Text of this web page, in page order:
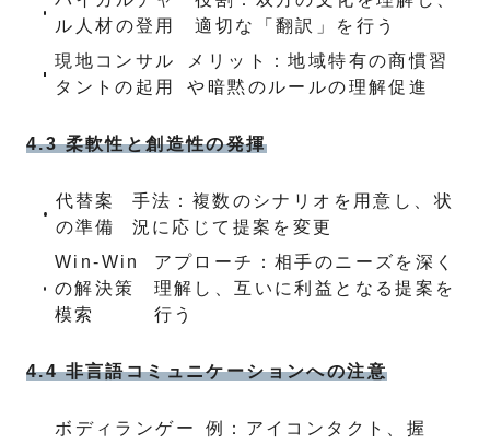
ル人材の登用
適切な「翻訳」を行う
現地コンサル
タントの起用
メリット：地域特有の商慣習
や暗黙のルールの理解促進
4.3 柔軟性と創造性の発揮
代替案
の準備
手法：複数のシナリオを用意し、状
況に応じて提案を変更
Win-Win
の解決策
模索
アプローチ：相手のニーズを深く
理解し、互いに利益となる提案を
行う
4.4 非言語コミュニケーションへの注意
ボディランゲー
例：アイコンタクト、握